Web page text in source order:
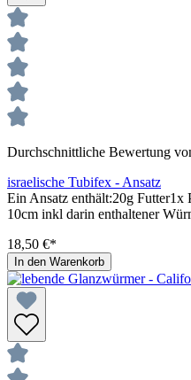
Durchschnittliche Bewertung
israelische Tubifex - Ansatz
Ein Ansatz enthält:20g Futter1x
10cm inkl darin enthaltener
18,50 €*
In den Warenkorb